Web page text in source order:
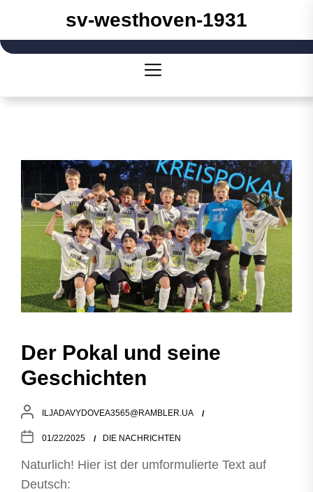
the
sv-westhoven-1931
Der Pokal und seine
Geschichten
ILJADAVYDOVEA3565@RAMBLER.UA
01/22/2025 DIE NACHRICHTEN
Naturlich! Hier ist der umformulierte Text auf
Deutsch: